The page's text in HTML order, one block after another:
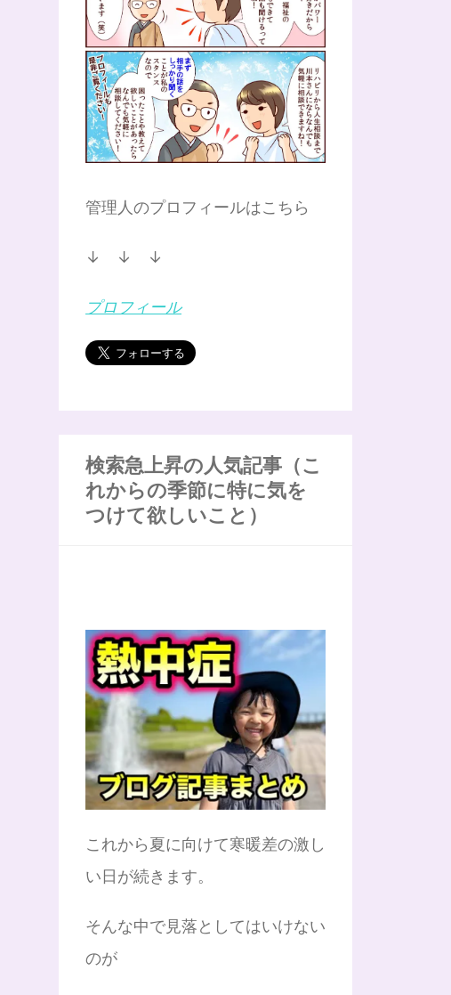
管理人のプロフィールはこちら
↓ ↓ ↓
プロフィール
検索急上昇の人気記事（こ
れからの季節に特に気を
つけて欲しいこと）
これから夏に向けて寒暖差の激し
い日が続きます。
そんな中で見落としてはいけない
のが